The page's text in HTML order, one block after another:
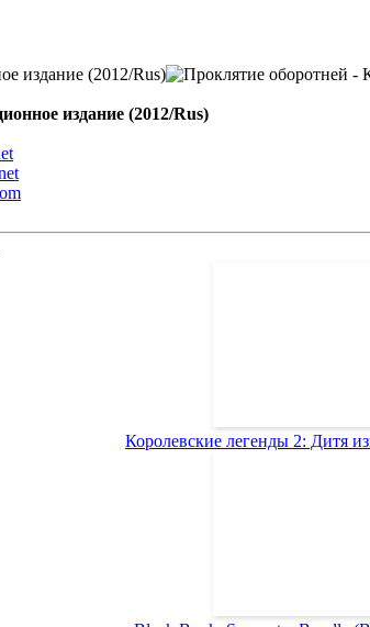
издание (2012/Rus)
Королевские легенды 2: Дитя